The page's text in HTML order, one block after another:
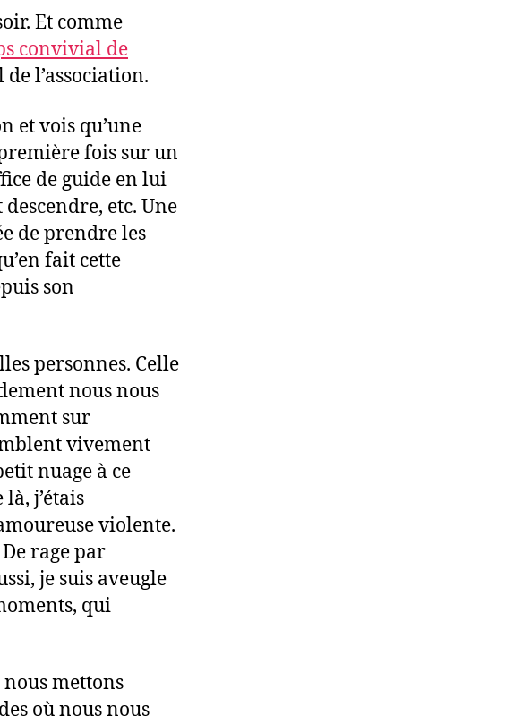
Et comme
convivial de
l’association.
et vois qu’une
fois sur un
de guide en lui
etc. Une
de prendre les
fait cette
son
personnes. Celle
nous nous
sur
vivement
nuage à ce
j’étais
violente.
rage par
je suis aveugle
qui
nous mettons
où nous nous